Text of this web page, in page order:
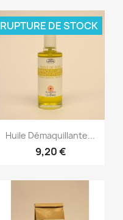
Aperçu rapide
Huile Démaquillante...
9,20 €
RUPTURE DE STOCK